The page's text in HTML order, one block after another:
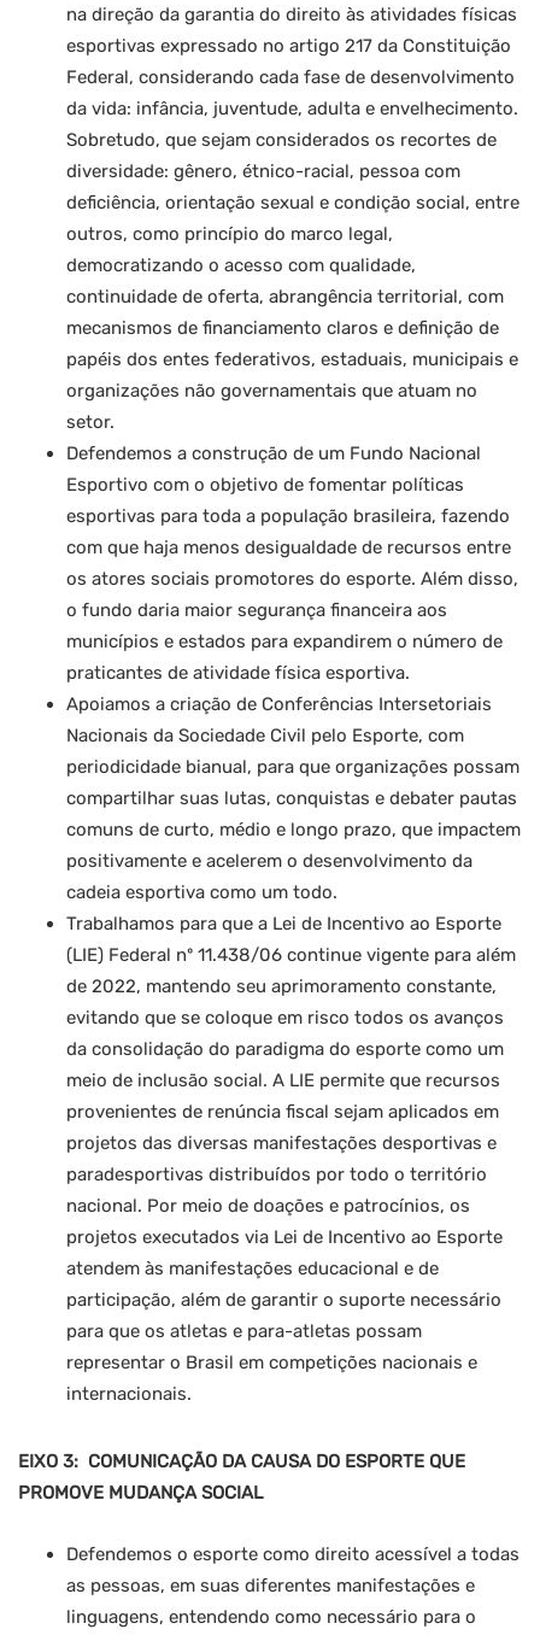
na direção da garantia do direito às atividades físicas
esportivas expressado no artigo 217 da Constituição
Federal, considerando cada fase de desenvolvimento
da vida: infância, juventude, adulta e envelhecimento.
Sobretudo, que sejam considerados os recortes de
diversidade: gênero, étnico-racial, pessoa com
deficiência, orientação sexual e condição social, entre
outros, como princípio do marco legal,
democratizando o acesso com qualidade,
continuidade de oferta, abrangência territorial, com
mecanismos de financiamento claros e definição de
papéis dos entes federativos, estaduais, municipais e
organizações não governamentais que atuam no
setor.
Defendemos a construção de um Fundo Nacional
Esportivo com o objetivo de fomentar políticas
esportivas para toda a população brasileira, fazendo
com que haja menos desigualdade de recursos entre
os atores sociais promotores do esporte. Além disso,
o fundo daria maior segurança financeira aos
municípios e estados para expandirem o número de
praticantes de atividade física esportiva.
Apoiamos a criação de Conferências Intersetoriais
Nacionais da Sociedade Civil pelo Esporte, com
periodicidade bianual, para que organizações possam
compartilhar suas lutas, conquistas e debater pautas
comuns de curto, médio e longo prazo, que impactem
positivamente e acelerem o desenvolvimento da
cadeia esportiva como um todo.
Trabalhamos para que a Lei de Incentivo ao Esporte
(LIE) Federal nº 11.438/06 continue vigente para além
de 2022, mantendo seu aprimoramento constante,
evitando que se coloque em risco todos os avanços
da consolidação do paradigma do esporte como um
meio de inclusão social. A LIE permite que recursos
provenientes de renúncia fiscal sejam aplicados em
projetos das diversas manifestações desportivas e
paradesportivas distribuídos por todo o território
nacional. Por meio de doações e patrocínios, os
projetos executados via Lei de Incentivo ao Esporte
atendem às manifestações educacional e de
participação, além de garantir o suporte necessário
para que os atletas e para-atletas possam
representar o Brasil em competições nacionais e
internacionais.
EIXO 3: COMUNICAÇÃO DA CAUSA DO ESPORTE QUE
PROMOVE MUDANÇA SOCIAL
Defendemos o esporte como direito acessível a todas
as pessoas, em suas diferentes manifestações e
linguagens, entendendo como necessário para o